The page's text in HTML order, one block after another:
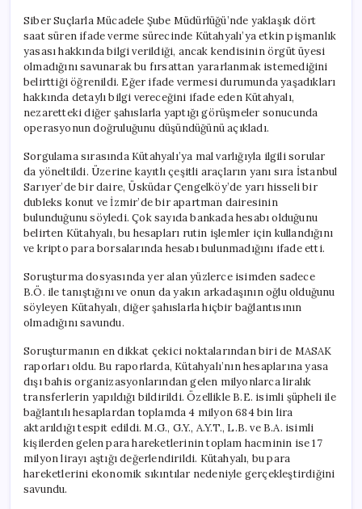
Siber Suçlarla Mücadele Şube Müdürlüğü’nde yaklaşık dört
saat süren ifade verme sürecinde Kütahyalı’ya etkin pişmanlık
yasası hakkında bilgi verildiği, ancak kendisinin örgüt üyesi
olmadığını savunarak bu fırsattan yararlanmak istemediğini
belirttiği öğrenildi. Eğer ifade vermesi durumunda yaşadıkları
hakkında detaylı bilgi vereceğini ifade eden Kütahyalı,
nezaretteki diğer şahıslarla yaptığı görüşmeler sonucunda
operasyonun doğruluğunu düşündüğünü açıkladı.
Sorgulama sırasında Kütahyalı’ya mal varlığıyla ilgili sorular
da yöneltildi. Üzerine kayıtlı çeşitli araçların yanı sıra İstanbul
Sarıyer’de bir daire, Üsküdar Çengelköy’de yarı hisseli bir
dubleks konut ve İzmir’de bir apartman dairesinin
bulunduğunu söyledi. Çok sayıda bankada hesabı olduğunu
belirten Kütahyalı, bu hesapları rutin işlemler için kullandığını
ve kripto para borsalarında hesabı bulunmadığını ifade etti.
Soruşturma dosyasında yer alan yüzlerce isimden sadece
B.Ö. ile tanıştığını ve onun da yakın arkadaşının oğlu olduğunu
söyleyen Kütahyalı, diğer şahıslarla hiçbir bağlantısının
olmadığını savundu.
Soruşturmanın en dikkat çekici noktalarından biri de MASAK
raporları oldu. Bu raporlarda, Kütahyalı’nın hesaplarına yasa
dışı bahis organizasyonlarından gelen milyonlarca liralık
transferlerin yapıldığı bildirildi. Özellikle B.E. isimli şüpheli ile
bağlantılı hesaplardan toplamda 4 milyon 684 bin lira
aktarıldığı tespit edildi. M.G., G.Y., A.Y.T., L.B. ve B.A. isimli
kişilerden gelen para hareketlerinin toplam hacminin ise 17
milyon lirayı aştığı değerlendirildi. Kütahyalı, bu para
hareketlerini ekonomik sıkıntılar nedeniyle gerçekleştirdiğini
savundu.